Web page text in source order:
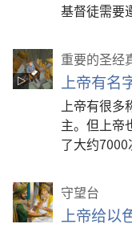
基督徒需要
重要的圣经
上帝有名
上帝有很多
主。但上帝
了大约7000
守望台
上帝给以